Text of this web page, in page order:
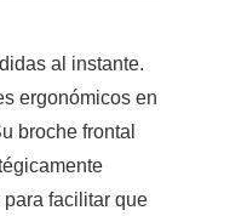
al instante.
ergonómicos en
broche frontal
facilitar que